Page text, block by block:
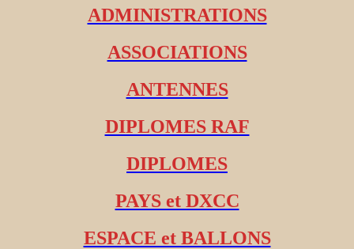
ADMINISTRATIONS
ASSOCIATIONS
ANTENNES
DIPLOMES RAF
DIPLOMES
PAYS et DXCC
ESPACE et BALLONS